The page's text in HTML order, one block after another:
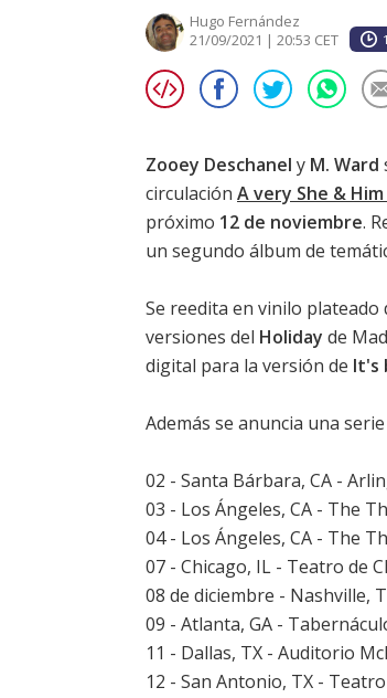
Hugo Fernández
21/09/2021 | 20:53 CET
Zooey Deschanel y M. Ward
circulación A very She &
próximo 12 de noviembre.
un segundo álbum de
Se reedita en vinilo plateado
versiones del Holiday de
digital para la versión de It's
Además se anuncia una
02 - Santa Bárbara, CA -
03 - Los Ángeles, CA - The
04 - Los Ángeles, CA - The
07 - Chicago, IL - Teatro de
08 de diciembre - Nashville,
09 - Atlanta, GA -
11 - Dallas, TX - Auditorio
12 - San Antonio, TX -